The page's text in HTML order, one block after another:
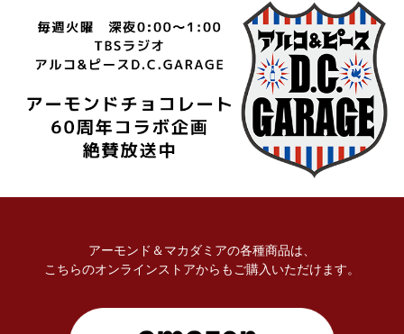
アーモンド＆マカダミアの各種商品は、
こちらのオンラインストアからもご購入いただけます。